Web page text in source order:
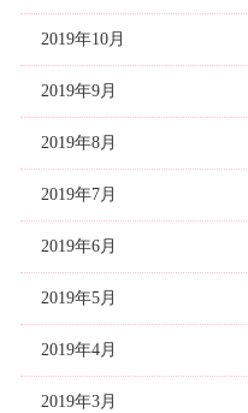
2019年10月
2019年9月
2019年8月
2019年7月
2019年6月
2019年5月
2019年4月
2019年3月